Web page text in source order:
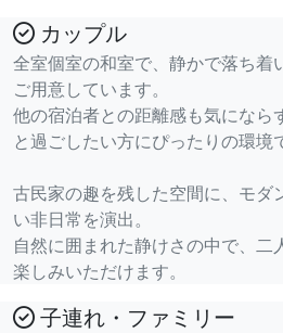
カップル
全室個室の和室で、静かで落ち着
ご用意しています。
他の宿泊者との距離感も気になら
と過ごしたい方にぴったりの環境
古民家の趣を残した空間に、モダ
い非日常を演出。
自然に囲まれた静けさの中で、二
楽しみいただけます。
子連れ・ファミリー